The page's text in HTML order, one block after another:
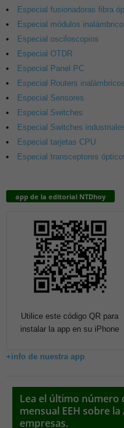
Especial fusionadoras fibra
Especial módulos
Especial osciloscopios
Especial OTDR
Especial Panel PC
Especial Routers inalámbricos
Especial Sensores
Especial Switches
Especial Switches
Especial tarjetas CPU
Especial transceptores
app de la editorial NTDhoy
Utilice este código QR para
instalar la app en su iPhone
+info de nuestra app
Lea el último número
mensual EEH sobre
empresas.